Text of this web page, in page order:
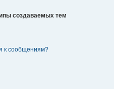
создаваемых тем
к сообщениям?